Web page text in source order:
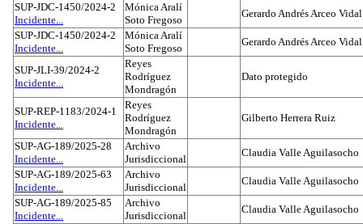
SUP-JDC-1450/2024-2
Incidente...
Mónica Aralí
Soto Fregoso
Gerardo Andrés Arceo Vidal
SUP-JDC-1450/2024-2
Incidente...
Mónica Aralí
Soto Fregoso
Gerardo Andrés Arceo Vidal
SUP-JLI-39/2024-2
Incidente...
Reyes
Rodríguez
Mondragón
Dato protegido
SUP-REP-1183/2024-1
Incidente...
Reyes
Rodríguez
Mondragón
Gilberto Herrera Ruiz
SUP-AG-189/2025-28
Incidente...
Archivo
Jurisdiccional
Claudia Valle Aguilasocho
SUP-AG-189/2025-63
Incidente...
Archivo
Jurisdiccional
Claudia Valle Aguilasocho
SUP-AG-189/2025-85
Incidente...
Archivo
Jurisdiccional
Claudia Valle Aguilasocho